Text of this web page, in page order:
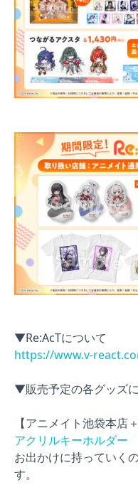
▼Re:AcTについて
https://www.v-
▼販売予定の各グッズ
【アニメイト池袋本店
アクリルキーホルダー
お出かけに持っていく
す。